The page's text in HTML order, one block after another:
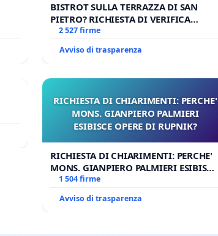
BISTROT SULLA TERRAZZA DI SAN
PIETRO? RICHIESTA DI VERIFICA
CANONICA SULLA GESTIONE DEL
CARD. GAMBETTI
2 527 firme
Avviso di trasparenza
RICHIESTA DI CHIARIMENTI: PERCHE'
MONS. GIANPIERO PALMIERI
ESIBISCE OPERE DI RUPNIK?
RICHIESTA DI CHIARIMENTI: PERCHE'
MONS. GIANPIERO PALMIERI ESIBISCE
OPERE DI RUPNIK?
1 504 firme
Avviso di trasparenza